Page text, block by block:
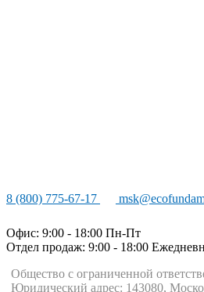
8 (800) 775-67-17
Офис: 9:00 - 18:00 Пн-Пт
Отдел продаж: 9:00 - 18:00
Общество с ограниченной
Юридический адрес: 143080,